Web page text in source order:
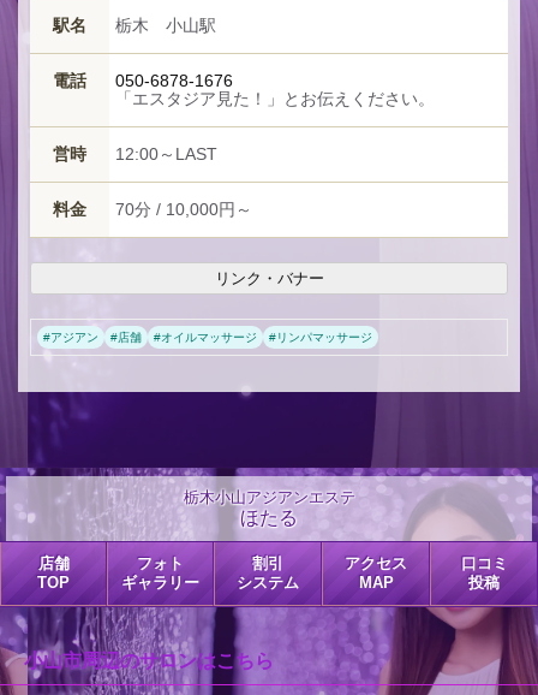
駅名 栃木 小山駅
電話
050-6878-1676
「エスタジア見た！」とお伝えください。
営時 12:00～LAST
料金 70分 / 10,000円～
リンク・バナー
#アジアン #店舗 #オイルマッサージ #リンパマッサージ
栃木小山アジアンエステ
ほたる
店舗
TOP
フォト
ギャラリー
割引
システム
アクセス
MAP
口コミ
投稿
小山市周辺のサロンはこちら